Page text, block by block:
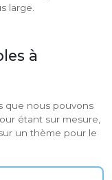
large.
à
que nous pouvons
étant sur mesure,
un thème pour le